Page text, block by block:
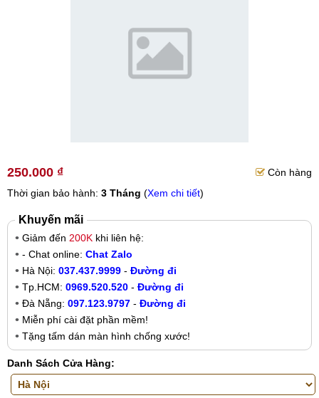
250.000 ₫
Còn hàng
Thời gian bảo hành: 3 Tháng (Xem chi tiết)
Khuyến mãi
Giảm đến 200K khi liên hệ:
- Chat online: Chat Zalo
Hà Nội: 037.437.9999 - Đường đi
Tp.HCM: 0969.520.520 - Đường đi
Đà Nẵng: 097.123.9797 - Đường đi
Miễn phí cài đặt phần mềm!
Tặng tấm dán màn hình chống xước!
Danh Sách Cửa Hàng: